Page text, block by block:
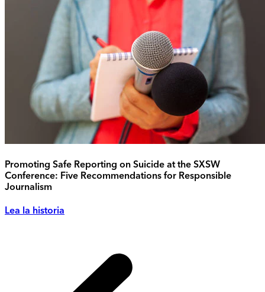
Promoting Safe Reporting on Suicide at the SXSW
Conference: Five Recommendations for Responsible
Journalism
Lea la historia